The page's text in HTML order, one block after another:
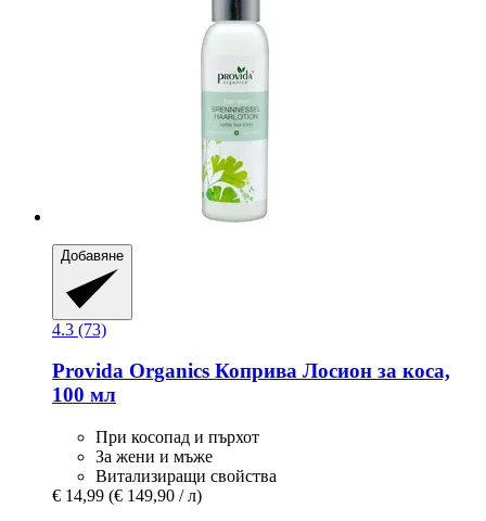
Добавяне
4.3 (73)
Provida Organics Коприва Лосион за коса,
100 мл
При косопад и пърхот
За жени и мъже
Витализиращи свойства
€ 14,99 (€ 149,90 / л)